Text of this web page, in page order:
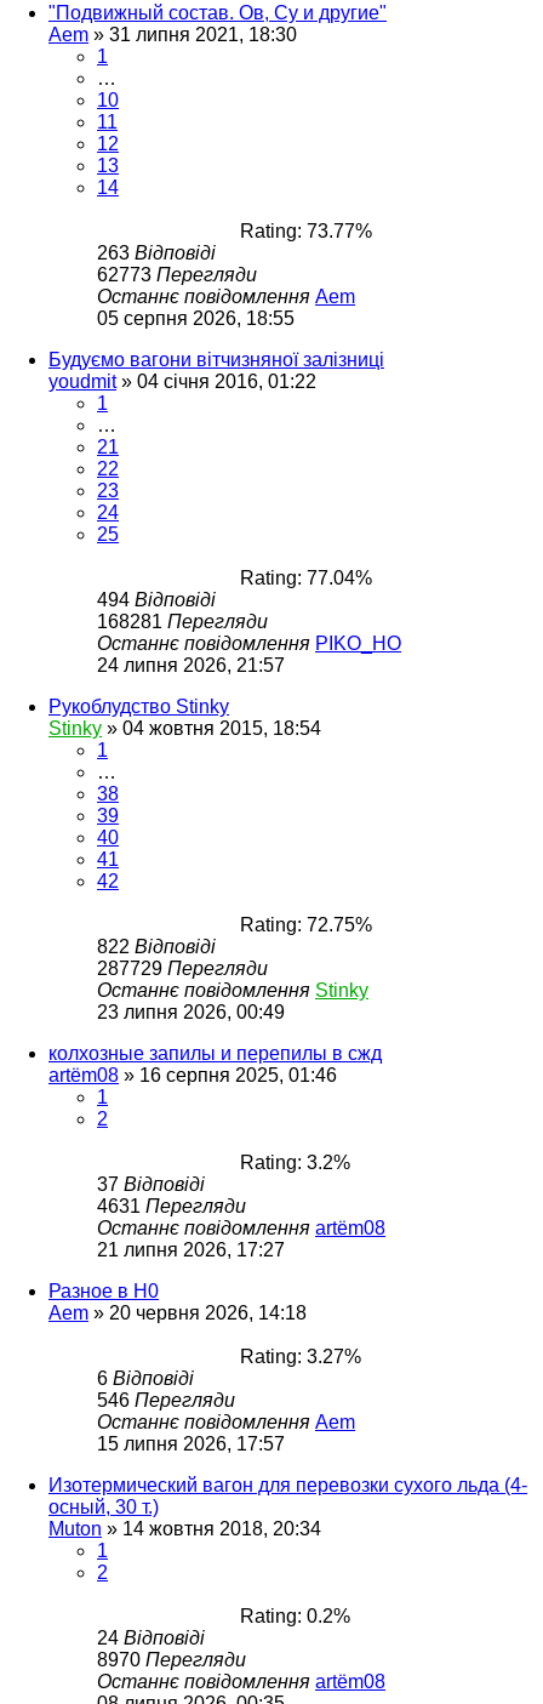
"Подвижный состав. Ов, Су и другие"
Aem » 31 липня 2021, 18:30
1
…
10
11
12
13
14
Rating: 73.77%
263 Відповіді
62773 Перегляди
Останнє повідомлення Aem
05 серпня 2026, 18:55
Будуємо вагони вітчизняної залізниці
youdmit» 04 січня 2016, 01:22
1
…
21
22
23
24
25
Rating: 77.04%
494 Відповіді
168281 Перегляди
Останнє повідомлення PIKO_HO
24 липня 2026, 21:57
Рукоблудство Stinky
Stinky » 04 жовтня 2015, 18:54
1
…
38
39
40
41
42
Rating: 72.75%
822 Відповіді
287729 Перегляди
Останнє повідомлення Stinky
23 липня 2026, 00:49
колхозные запилы и перепилы в сжд
artëm08 » 16 серпня 2025, 01:46
1
2
Rating: 3.2%
37 Відповіді
4631 Перегляди
Останнє повідомлення artëm08
21 липня 2026, 17:27
Разное в H0
Aem » 20 червня 2026, 14:18
Rating: 3.27%
6 Відповіді
546 Перегляди
Останнє повідомлення Aem
15 липня 2026, 17:57
Изотермический вагон для перевозки сухого льда (4-
осный, 30 т.)
Muton » 14 жовтня 2018, 20:34
1
2
Rating: 0.2%
24 Відповіді
8970 Перегляди
Останнє повідомлення artëm08